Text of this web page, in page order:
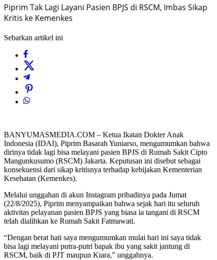
Piprim Tak Lagi Layani Pasien BPJS di RSCM, Imbas Sikap
Kritis ke Kemenkes
Sebarkan artikel ini
BANYUMASMEDIA.COM – Ketua Ikatan Dokter Anak
Indonesia (IDAI), Piprim Basarah Yuniarso, mengumumkan bahwa
dirinya tidak lagi bisa melayani pasien BPJS di Rumah Sakit Cipto
Mangunkusumo (RSCM) Jakarta. Keputusan ini disebut sebagai
konsekuensi dari sikap kritisnya terhadap kebijakan Kementerian
Kesehatan (Kemenkes).
Melalui unggahan di akun Instagram pribadinya pada Jumat
(22/8/2025), Piprim menyampaikan bahwa sejak hari itu seluruh
aktivitas pelayanan pasien BPJS yang biasa ia tangani di RSCM
telah dialihkan ke Rumah Sakit Fatmawati.
“Dengan berat hati saya mengumumkan mulai hari ini saya tidak
bisa lagi melayani putra-putri bapak ibu yang sakit jantung di
RSCM, baik di PJT maupun Kiara,” unggahnya.